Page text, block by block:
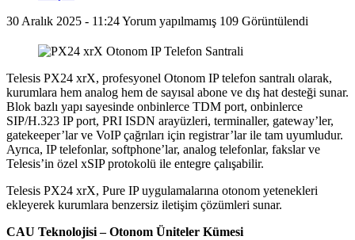
30 Aralık 2025 - 11:24Yorum yapılmamış 109 Görüntülendi
Telesis PX24 xrX, profesyonel Otonom IP telefon santralı olarak,
kurumlara hem analog hem de sayısal abone ve dış hat desteği sunar.
Blok bazlı yapı sayesinde onbinlerce TDM port, onbinlerce
SIP/H.323 IP port, PRI ISDN arayüzleri, terminaller, gateway’ler,
gatekeeper’lar ve VoIP çağrıları için registrar’lar ile tam uyumludur.
Ayrıca, IP telefonlar, softphone’lar, analog telefonlar, fakslar ve
Telesis’in özel xSIP protokolü ile entegre çalışabilir.
Telesis PX24 xrX, Pure IP uygulamalarına otonom yetenekleri
ekleyerek kurumlara benzersiz iletişim çözümleri sunar.
CAU Teknolojisi – Otonom Üniteler Kümesi